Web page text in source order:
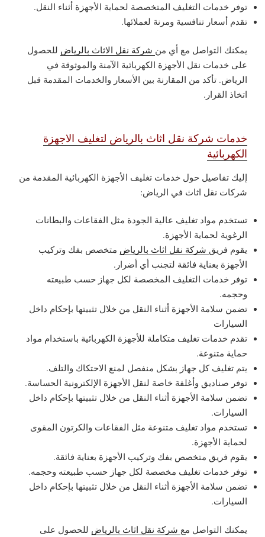
توفر خدمات التغليف المتخصصة لحماية الأجهزة أثناء النقل.
تقدم أسعار تنافسية ومرنة لعملائها.
يمكنك التواصل مع أي من شركة نقل الاثاث بالرياض للحصول
على خدمات نقل الأجهزة الكهربائية الآمنة والموثوقة في
الرياض. تأكد من المقارنة بين الأسعار والخدمات المقدمة قبل
اتخاذ القرار.
خدمات شركة نقل اثاث بالرياض لتغليف الاجهزة
الكهربائية
إليك تفاصيل حول خدمات تغليف الأجهزة الكهربائية المقدمة من
شركات نقل اثاث في الرياض:
تستخدم مواد تغليف عالية الجودة مثل الفقاعات والبطانات
الرغوية لحماية الأجهزة.
يقوم فريق شركة نقل اثاث بالرياض متخصص بفك وتركيب
الأجهزة بعناية فائقة لتجنب أي أضرار.
توفر خدمات التغليف المخصصة لكل جهاز حسب طبيعته
وحجمه.
تضمن سلامة الأجهزة أثناء النقل من خلال تثبيتها بإحكام داخل
السيارات
تقدم خدمات تغليف متكاملة للأجهزة الكهربائية باستخدام مواد
حماية متنوعة.
يتم تغليف كل جهاز بشكل منفصل لمنع الاحتكاك والتلف.
توفر صناديق وأغلفة خاصة لنقل الأجهزة الإلكترونية الحساسة.
تضمن سلامة الأجهزة أثناء النقل من خلال تثبيتها بإحكام داخل
السيارات.
تستخدم مواد تغليف متنوعة مثل الفقاعات والكرتون المقوى
لحماية الأجهزة.
يقوم فريق متخصص بفك وتركيب الأجهزة بعناية فائقة.
توفر خدمات تغليف مخصصة لكل جهاز حسب طبيعته وحجمه.
تضمن سلامة الأجهزة أثناء النقل من خلال تثبيتها بإحكام داخل
السيارات.
يمكنك التواصل مع شركة نقل اثاث بالرياض للحصول على